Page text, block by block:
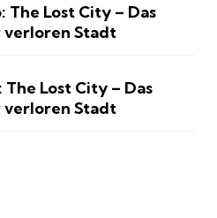
The Lost City – Das
verloren Stadt
The Lost City – Das
verloren Stadt